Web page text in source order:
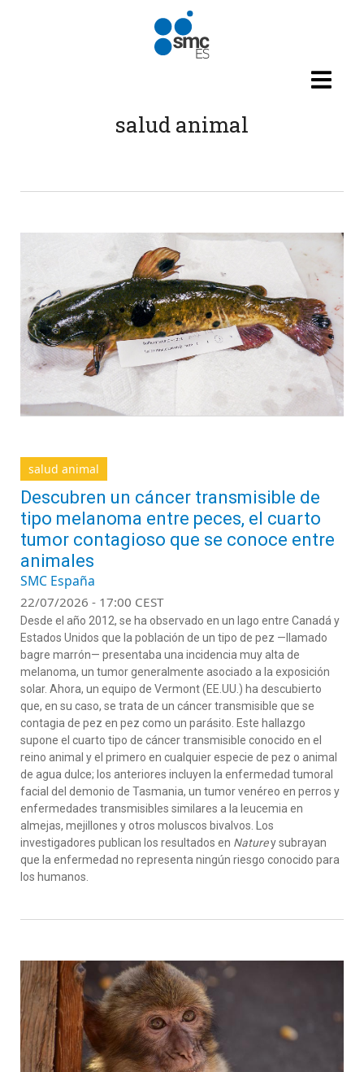
Pasar al contenido principal
salud animal
salud animal
Descubren un cáncer transmisible de
tipo melanoma entre peces, el cuarto
tumor contagioso que se conoce entre
animales
SMC España
22/07/2026 - 17:00 CEST
Desde el año 2012, se ha observado en un lago entre Canadá y
Estados Unidos que la población de un tipo de pez —llamado
bagre marrón— presentaba una incidencia muy alta de
melanoma, un tumor generalmente asociado a la exposición
solar. Ahora, un equipo de Vermont (EE.UU.) ha descubierto
que, en su caso, se trata de un cáncer transmisible que se
contagia de pez en pez como un parásito. Este hallazgo
supone el cuarto tipo de cáncer transmisible conocido en el
reino animal y el primero en cualquier especie de pez o animal
de agua dulce; los anteriores incluyen la enfermedad tumoral
facial del demonio de Tasmania, un tumor venéreo en perros y
enfermedades transmisibles similares a la leucemia en
almejas, mejillones y otros moluscos bivalvos. Los
investigadores publican los resultados en Naturey subrayan
que la enfermedad no representa ningún riesgo conocido para
los humanos.